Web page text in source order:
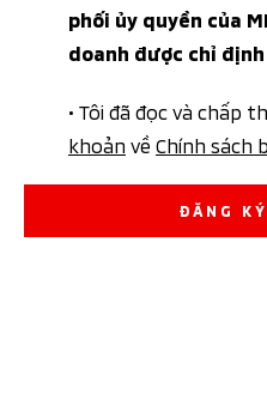
phối ủy quyền của
doanh được chỉ định
• Tôi đã đọc và chấp
khoản về Chính sách
ĐĂNG